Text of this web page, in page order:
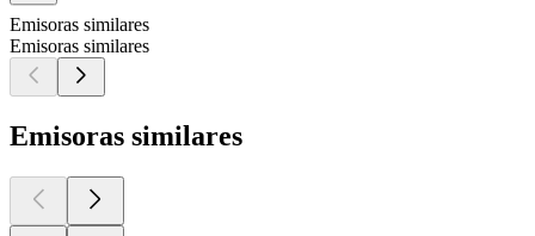
Emisoras similares
Emisoras similares
Emisoras similares